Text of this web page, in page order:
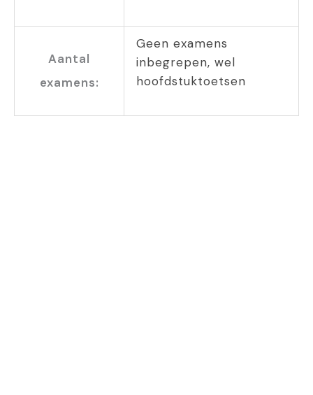
Aantal
examens:
Geen examens
inbegrepen, wel
hoofdstuktoetsen